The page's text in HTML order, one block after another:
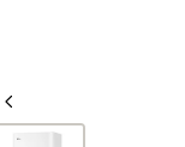
Előző
oldal